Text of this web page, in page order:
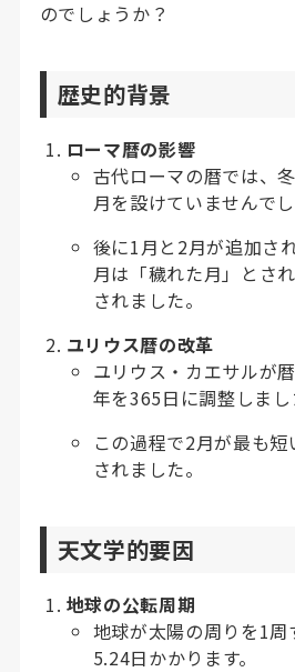
のでしょうか？
歴史的背景
ローマ暦の影響
古代ローマの暦では、
月を設けていませんでし
後に1月と2月が追加さ
月は「穢れた月」とさ
されました。
ユリウス暦の改革
ユリウス・カエサルが
年を365日に調整しまし
この過程で2月が最も
されました。
天文学的要因
地球の公転周期
地球が太陽の周りを1周
5.24日かかります。